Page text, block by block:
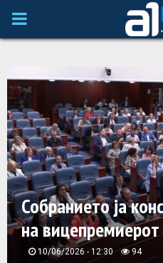
P
I
M
A
RСобранието ја
на
10/06/2026 - 12:30 94